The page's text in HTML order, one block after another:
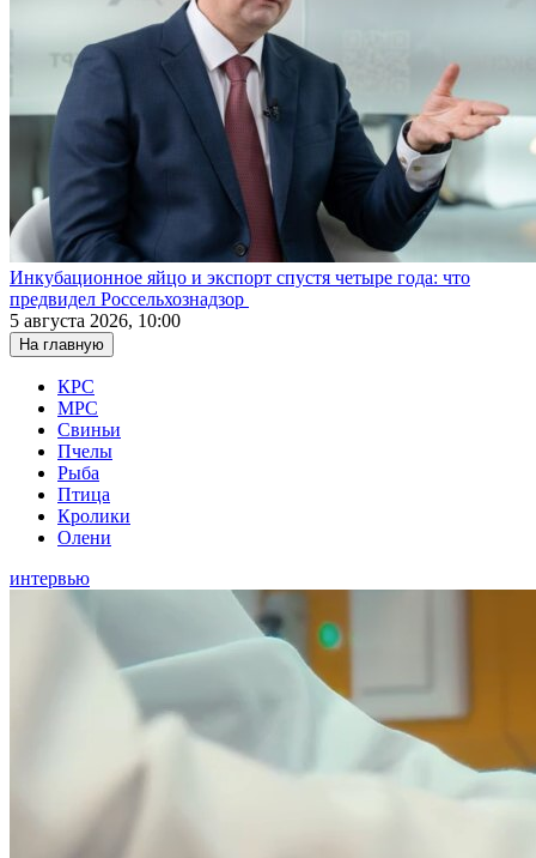
Инкубационное яйцо и экспорт спустя четыре года: что
предвидел Россельхознадзор
5 августа 2026, 10:00
На главную
КРС
МРС
Свиньи
Пчелы
Рыба
Птица
Кролики
Олени
интервью